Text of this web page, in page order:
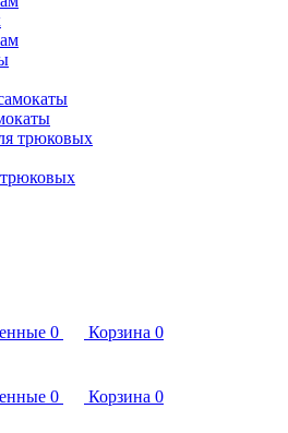
трюковых
0 Корзина 0
0 Корзина 0